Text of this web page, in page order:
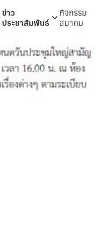
ข่าว
ประชาสัมพันธ์
กิจกรรม
สมาคม